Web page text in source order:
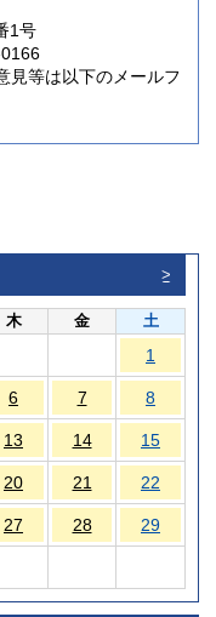
>
木 金 土
1
6 7 8
13 14 15
20 21 22
27 28 29
1号
見等は以下のメールフ